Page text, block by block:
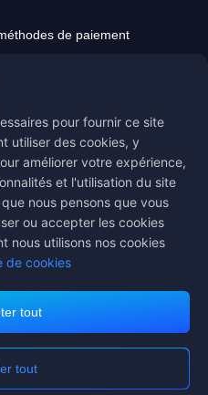
de paiement
contacter en cliquant sur
avec nous.
de Confidentialité
pour les cookies
Limited. TOUS DROITS
pour fournir ce site
utiliser des cookies, y
améliorer votre expérience,
et l'utilisation du site
nous pensons que vous
ou accepter les cookies
nous utilisons nos cookies
de cookies
tout
tout